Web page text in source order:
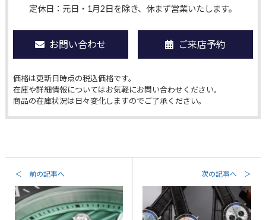
定休日：元日・1月2日を除き、休まず営業いたします。
お問い合わせ ご来店予約
価格は更新日時点の税込価格です。
在庫や詳細情報についてはお気軽にお問い合わせください。
商品の在庫状況は日々変化しますのでご了承ください。
＜ 前の記事へ 次の記事へ ＞